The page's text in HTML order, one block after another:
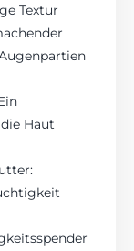
Textur
Haut